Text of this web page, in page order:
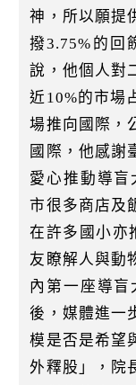
神，所以願提
撥3.75%的回
說，他個人對
近10%的市場
場推向國際，
國際，他感謝
愛心推動導盲
市很多商店及
在許多國小亦
友瞭解人與動
內第一座導盲
後，媒體進一
模是否是希望
外釋股」，院